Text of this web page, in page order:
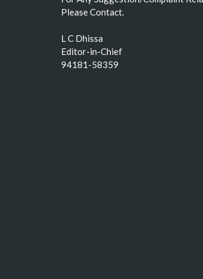
Please Contact.
L C Dhissa
Editor-in-Chief
94181-58359